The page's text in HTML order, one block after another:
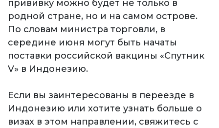
прививку можно будет не только в
родной стране, но и на самом острове.
По словам министра торговли, в
середине июня могут быть начаты
поставки российской вакцины «Спутник
V» в Индонезию.
Если вы заинтересованы в переезде в
Индонезию или хотите узнать больше о
визах в этом направлении, свяжитесь с